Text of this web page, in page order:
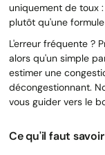
uniquement de toux
plutôt qu'une
L'erreur fréquente ?
alors qu'un simple
estimer une
décongestionnant.
vous guider vers le
Ce qu'il faut